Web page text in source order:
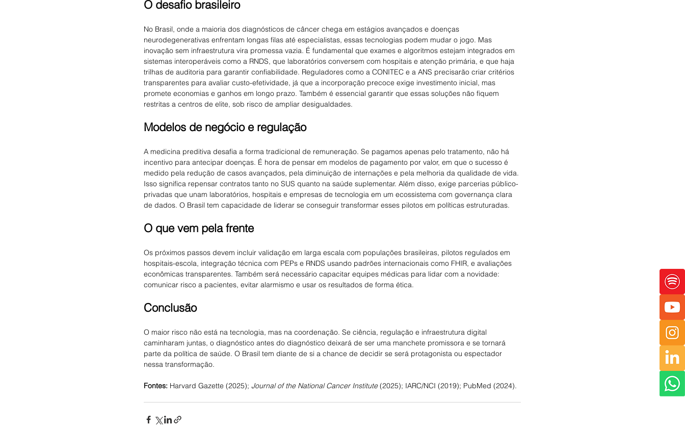
O desafio brasileiro
No Brasil, onde a maioria dos diagnósticos de câncer chega em estágios avançados e doenças
neurodegenerativas enfrentam longas filas até especialistas, essas tecnologias podem mudar o jogo. Mas
inovação sem infraestrutura vira promessa vazia. É fundamental que exames e algoritmos estejam integrados em
sistemas interoperáveis como a RNDS, que laboratórios conversem com hospitais e atenção primária, e que haja
trilhas de auditoria para garantir confiabilidade. Reguladores como a CONITEC e a ANS precisarão criar critérios
transparentes para avaliar custo-efetividade, já que a incorporação precoce exige investimento inicial, mas
promete economias e ganhos em longo prazo. Também é essencial garantir que essas soluções não fiquem
restritas a centros de elite, sob risco de ampliar desigualdades.
Modelos de negócio e regulação
A medicina preditiva desafia a forma tradicional de remuneração. Se pagamos apenas pelo tratamento, não há
incentivo para antecipar doenças. É hora de pensar em modelos de pagamento por valor, em que o sucesso é
medido pela redução de casos avançados, pela diminuição de internações e pela melhoria da qualidade de vida.
Isso significa repensar contratos tanto no SUS quanto na saúde suplementar. Além disso, exige parcerias público-
privadas que unam laboratórios, hospitais e empresas de tecnologia em um ecossistema com governança clara
de dados. O Brasil tem capacidade de liderar se conseguir transformar esses pilotos em políticas estruturadas.
O que vem pela frente
Os próximos passos devem incluir validação em larga escala com populações brasileiras, pilotos regulados em
hospitais-escola, integração técnica com PEPs e RNDS usando padrões internacionais como FHIR, e avaliações
econômicas transparentes. Também será necessário capacitar equipes médicas para lidar com a novidade:
comunicar risco a pacientes, evitar alarmismo e usar os resultados de forma ética.
Conclusão
O maior risco não está na tecnologia, mas na coordenação. Se ciência, regulação e infraestrutura digital
caminharam juntas, o diagnóstico antes do diagnóstico deixará de ser uma manchete promissora e se tornará
parte da política de saúde. O Brasil tem diante de si a chance de decidir se será protagonista ou espectador
nessa transformação.
Fontes: Harvard Gazette (2025); Journal of the National Cancer Institute (2025); IARC/NCI (2019); PubMed (2024).